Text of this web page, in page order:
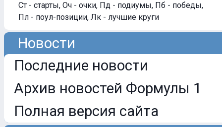
Ст - старты, Оч - очки, Пд - подиумы, Пб - победы,
Пл - поул-позиции, Лк - лучшие круги
Новости
Последние новости
Архив новостей Формулы 1
Полная версия сайта